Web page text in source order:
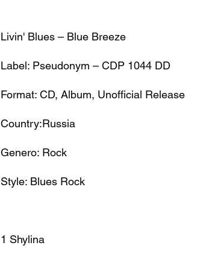
Livin' Blues – Blue Breeze
Label: Pseudonym – CDP 1044 DD
Format: CD, Album, Unofficial Release
Country:Russia
Genero: Rock
Style: Blues Rock
1 Shylina